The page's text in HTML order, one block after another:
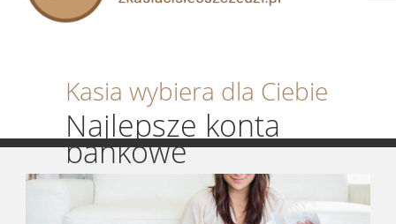
Kasia wybiera dla Ciebie
Najlepsze konta
bankowe